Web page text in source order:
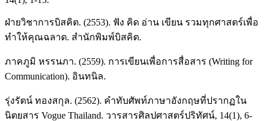
ฝ่ายวิชาการบิสคิต. (2553). ฟัง คิด อ่าน เขียน รวมทุกศาสตร์เพื่อ
ทำให้คุณฉลาด. สำนักพิมพ์บิสคิต.
ภาคภูมิ หรรนภา. (2559). การเขียนเพื่อการสื่อสาร (Writing for
Communication). อินทนิล.
รุ่งรัตน์ ทองสกุล. (2562). คำทับศัพท์ภาษาอังกฤษที่ปรากฏใน
นิตยสาร Vogue Thailand. วารสารศิลปศาสตร์ปริทัศน์, 14(1), 6-